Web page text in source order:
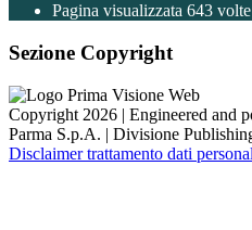
Pagina visualizzata 643 volte
Sezione Copyright
Copyright 2026 | Engineered and
Parma S.p.A. | Divisione
Disclaimer trattamento dati